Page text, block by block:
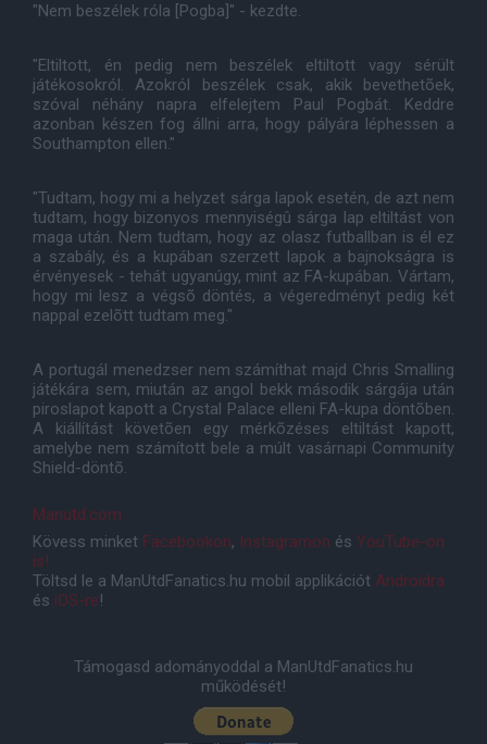
"Nem beszélek róla [Pogba]" - kezdte.
"Eltiltott, én pedig nem beszélek eltiltott vagy sérült
játékosokról. Azokról beszélek csak, akik bevethetõek,
szóval néhány napra elfelejtem Paul Pogbát. Keddre
azonban készen fog állni arra, hogy pályára léphessen a
Southampton ellen."
"Tudtam, hogy mi a helyzet sárga lapok esetén, de azt nem
tudtam, hogy bizonyos mennyiségû sárga lap eltiltást von
maga után. Nem tudtam, hogy az olasz futballban is él ez
a szabály, és a kupában szerzett lapok a bajnokságra is
érvényesek - tehát ugyanúgy, mint az FA-kupában. Vártam,
hogy mi lesz a végsõ döntés, a végeredményt pedig két
nappal ezelõtt tudtam meg."
A portugál menedzser nem számíthat majd Chris Smalling
játékára sem, miután az angol bekk második sárgája után
piroslapot kapott a Crystal Palace elleni FA-kupa döntõben.
A kiállítást követõen egy mérkõzéses eltiltást kapott,
amelybe nem számított bele a múlt vasárnapi Community
Shield-döntõ.
Manutd.com
Kövess minket Facebookon, Instagramon és YouTube-on
is!
Töltsd le a ManUtdFanatics.hu mobil applikációt Androidra
és iOS-re!
Támogasd adományoddal a ManUtdFanatics.hu
működését!